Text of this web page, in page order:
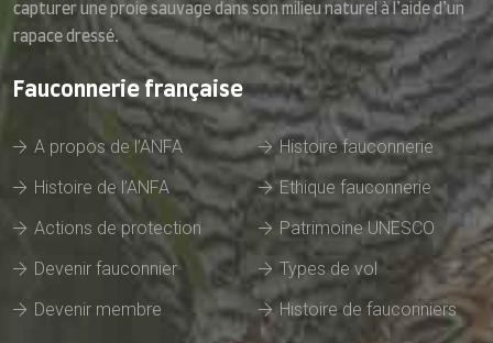
capturer une proie sauvage dans son milieu naturel à l’aide d’un
rapace dressé.
Fauconnerie française
A propos de l’ANFA
Histoire fauconnerie
Histoire de l’ANFA
Ethique fauconnerie
Actions de protection
Patrimoine UNESCO
Devenir fauconnier
Types de vol
Devenir membre
Histoire de fauconniers